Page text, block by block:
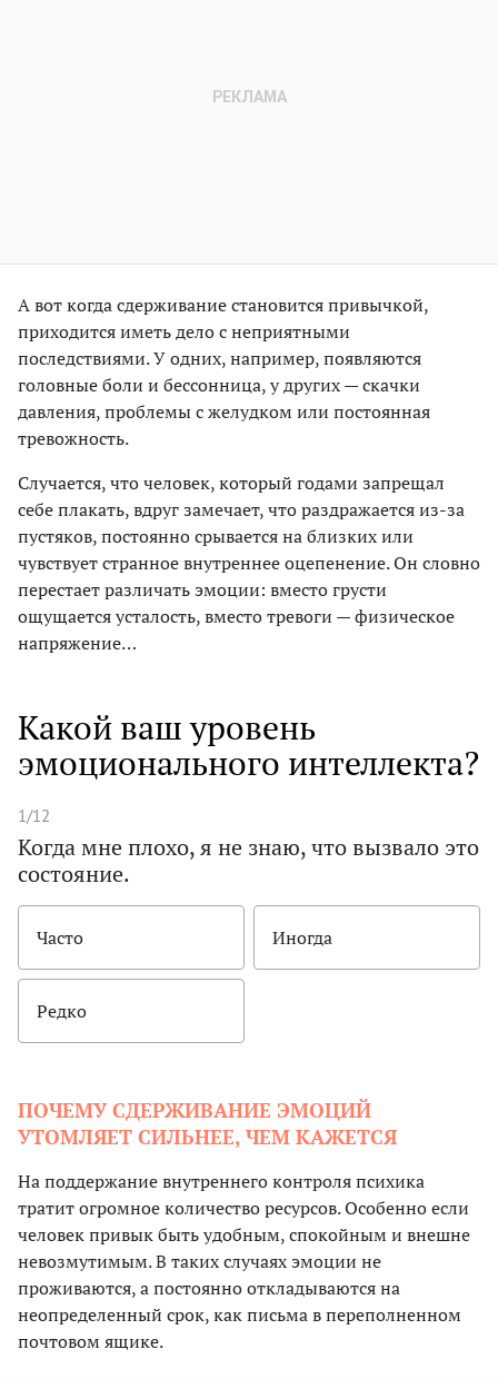
А вот когда сдерживание становится привычкой,
приходится иметь дело с неприятными
последствиями. У одних, например, появляются
головные боли и бессонница, у других — скачки
давления, проблемы с желудком или постоянная
тревожность.
Случается, что человек, который годами запрещал
себе плакать, вдруг замечает, что раздражается из-за
пустяков, постоянно срывается на близких или
чувствует странное внутреннее оцепенение. Он словно
перестает различать эмоции: вместо грусти
ощущается усталость, вместо тревоги — физическое
напряжение…
Какой ваш уровень
эмоционального интеллекта?
1/12
Когда мне плохо, я не знаю, что вызвало это
состояние.
Часто Иногда
Редко
ПОЧЕМУ СДЕРЖИВАНИЕ ЭМОЦИЙ
УТОМЛЯЕТ СИЛЬНЕЕ, ЧЕМ КАЖЕТСЯ
На поддержание внутреннего контроля психика
тратит огромное количество ресурсов. Особенно если
человек привык быть удобным, спокойным и внешне
невозмутимым. В таких случаях эмоции не
проживаются, а постоянно откладываются на
неопределенный срок, как письма в переполненном
почтовом ящике.